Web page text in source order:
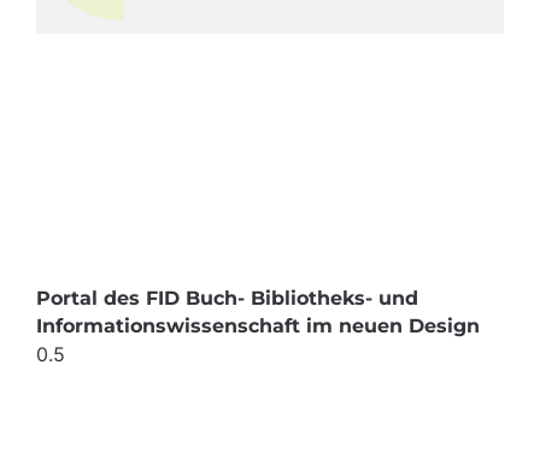
Portal des FID Buch- Bibliotheks- und
Informationswissenschaft im neuen Design